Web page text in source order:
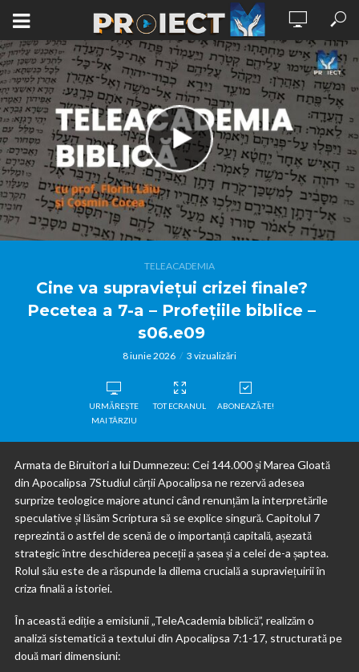
TELEACADEMIA
Cine va supraviețui crizei finale?
Pecetea a 7-a – Profețiile biblice –
s06.e09
8 iunie 2026 3 vizualizări
URMĂREȘTE
MAI TÂRZIU
TOT ECRANUL ABONEAZĂ-TE!
Armata de Biruitori a lui Dumnezeu: Cei 144.000 și Marea Gloată
din Apocalipsa 7Studiul cărții Apocalipsa ne rezervă adesea
surprize teologice majore atunci când renunțăm la interpretările
speculative și lăsăm Scriptura să se explice singură. Capitolul 7
reprezintă o astfel de scenă de o importanță capitală, așezată
strategic între deschiderea peceții a șasea și a celei de-a șaptea.
Rolul său este de a răspunde la dilema crucială a supraviețuirii în
criza finală a istoriei.
În această ediție a emisiunii „TeleAcademia biblică”, realizăm o
analiză sistematică a textului din Apocalipsa 7:1-17, structurată pe
două mari dimensiuni: